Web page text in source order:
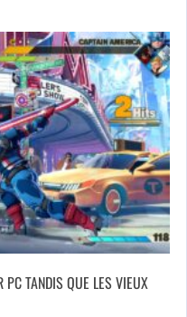
PC TANDIS QUE LES VIEUX